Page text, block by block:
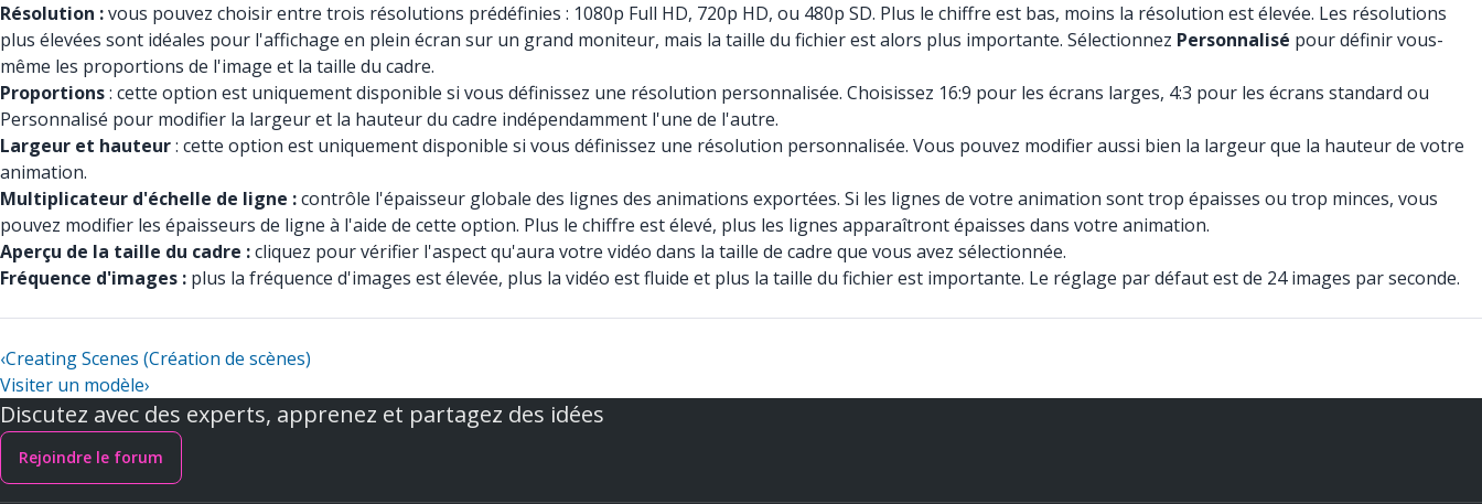
Résolution :vous pouvez choisir entre trois résolutions prédéfinies : 1080p Full HD, 720p HD, ou 480p SD. Plus le chiffre est bas, moins la résolution est élevée. Les résolutions
plus élevées sont idéales pour l'affichage en plein écran sur un grand moniteur, mais la taille du fichier est alors plus importante. Sélectionnez Personnalisé pour définir vous-
même les proportions de l'image et la taille du cadre.
Proportions: cette option est uniquement disponible si vous définissez une résolution personnalisée. Choisissez 16:9 pour les écrans larges, 4:3 pour les écrans standard ou
Personnalisé pour modifier la largeur et la hauteur du cadre indépendamment l'une de l'autre.
Largeur et hauteur: cette option est uniquement disponible si vous définissez une résolution personnalisée. Vous pouvez modifier aussi bien la largeur que la hauteur de votre
animation.
Multiplicateur d'échelle de ligne :contrôle l'épaisseur globale des lignes des animations exportées. Si les lignes de votre animation sont trop épaisses ou trop minces, vous
pouvez modifier les épaisseurs de ligne à l'aide de cette option. Plus le chiffre est élevé, plus les lignes apparaîtront épaisses dans votre animation.
Aperçu de la taille du cadre :cliquez pour vérifier l'aspect qu'aura votre vidéo dans la taille de cadre que vous avez sélectionnée.
Fréquence d'images : plus la fréquence d'images est élevée, plus la vidéo est fluide et plus la taille du fichier est importante. Le réglage par défaut est de 24 images par seconde.
‹Creating Scenes (Création de scènes)
Visiter un modèle›
Discutez avec des experts, apprenez et partagez des idées
Rejoindre le forum